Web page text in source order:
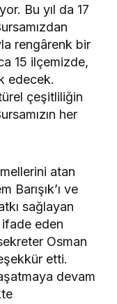
Bu yıl da 17
rengârenk bir
15 ilçemizde,
edecek.
çeşitliliğin
her
atan
Barışık’ı ve
sağlayan
ifade eden
Osman
etti.
devam